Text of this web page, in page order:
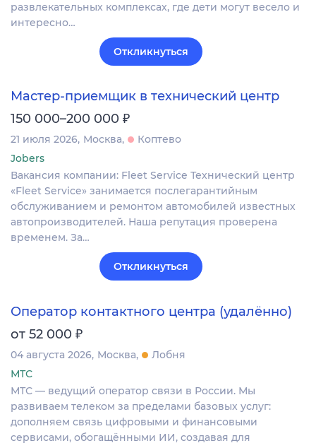
развлекательных комплексах, где дети могут весело и
интересно…
Откликнуться
Мастер-приемщик в технический центр
150 000–200 000 ₽
21 июля 2026 Москва
Коптево
Jobers
Вакансия компании: Fleet Service Технический центр
«Fleet Service» занимается послегарантийным
обслуживанием и ремонтом автомобилей известных
автопроизводителей. Наша репутация проверена
временем. За…
Откликнуться
Оператор контактного центра (удалённо)
от 52 000 ₽
04 августа 2026 Москва
Лобня
МТС
МТС — ведущий оператор связи в России. Мы
развиваем телеком за пределами базовых услуг:
дополняем связь цифровыми и финансовыми
сервисами, обогащёнными ИИ, создавая для